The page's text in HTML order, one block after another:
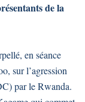
de la
en séance
sur l’agression
par le Rwanda.